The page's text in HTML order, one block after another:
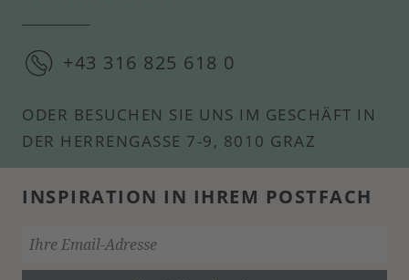
+43 316 825 618 0
ODER BESUCHEN SIE UNS IM GESCHÄFT IN
DER HERRENGASSE 7-9, 8010 GRAZ
INSPIRATION IN IHREM POSTFACH